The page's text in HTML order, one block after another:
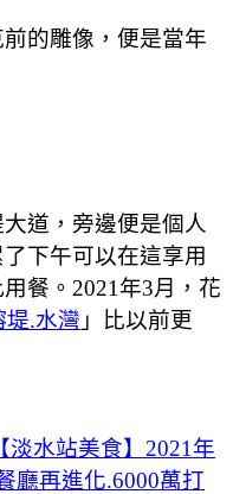
的雕像，便是當年
道，旁邊便是個人
下午可以在這享用
餐。2021年3月，花
堤.水灣 」比以前更
淡水站美食】2021年
廳再進化.6000萬打